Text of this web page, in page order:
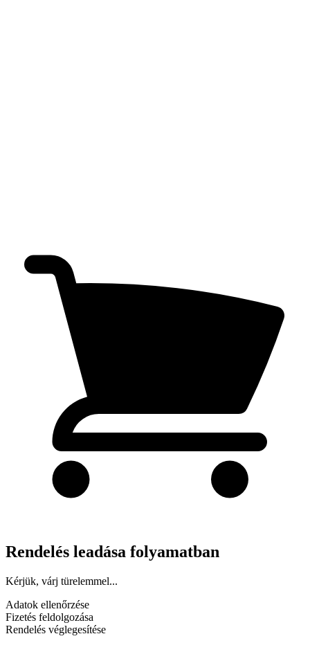
Rendelés leadása folyamatban
Kérjük, várj türelemmel...
Adatok ellenőrzése
Fizetés feldolgozása
Rendelés véglegesítése